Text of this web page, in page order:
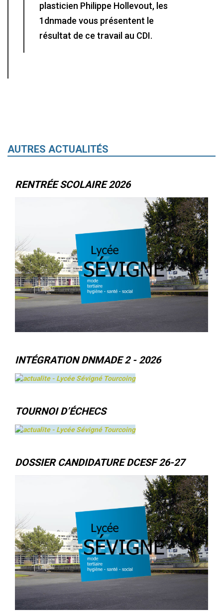
plasticien Philippe Hollevout, les
1dnmade vous présentent le
résultat de ce travail au CDI.
AUTRES ACTUALITÉS
RENTRÉE SCOLAIRE 2026
INTÉGRATION DNMADE 2 - 2026
TOURNOI D’ÉCHECS
DOSSIER CANDIDATURE DCESF 26-27